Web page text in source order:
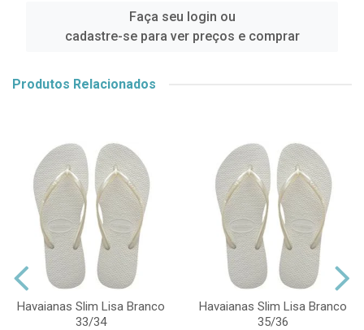
Faça seu login ou
cadastre-se para ver preços e comprar
Produtos Relacionados
Havaianas Slim Lisa Branco
33/34
Havaianas Slim Lisa Branco
35/36